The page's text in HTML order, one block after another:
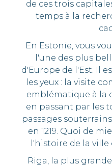
de ces trois
temps à la
En Estonie, vous
l'une des plus
d'Europe de l'Est. Il
les yeux : la visite
emblématique à la
en passant par les
passages
en 1219. Quoi de
l'histoire de la
Riga, la plus